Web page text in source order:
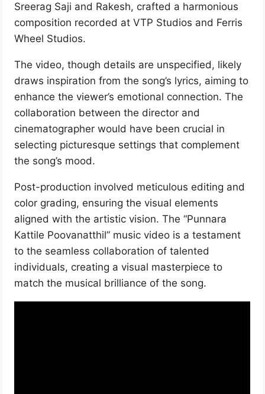
Sreerag Saji and Rakesh, crafted a harmonious
composition recorded at VTP Studios and Ferris
Wheel Studios.
The video, though details are unspecified, likely
draws inspiration from the song’s lyrics, aiming to
enhance the viewer’s emotional connection. The
collaboration between the director and
cinematographer would have been crucial in
selecting picturesque settings that complement
the song’s mood.
Post-production involved meticulous editing and
color grading, ensuring the visual elements
aligned with the artistic vision. The “Punnara
Kattile Poovanatthil” music video is a testament
to the seamless collaboration of talented
individuals, creating a visual masterpiece to
match the musical brilliance of the song.